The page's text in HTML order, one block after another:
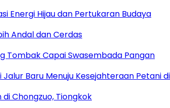
Energi Hijau dan Pertukaran Budaya
Andal dan Cerdas
Tombak Capai Swasembada Pangan
Baru Menuju Kesejahteraan Petani
Chongzuo, Tiongkok